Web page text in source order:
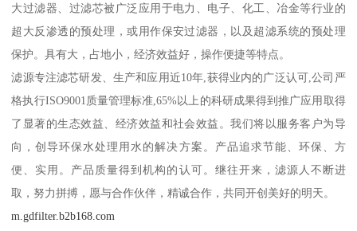
大过滤器、过滤芯被广泛应用于电力、电子、化工、冶金等行业的
超大反渗透的预处理，或用作保安过滤器，以及超滤系统的预处理
保护。具有大，占地小，经济效益好，操作便捷等特点。
滤源专注滤芯研发、生产和应用近10年,获得业内的广泛认可,公司严
格执行ISO9001质量管理标准,65%以上的科研成果得到推广应用取得
了显著的生态效益、经济效益和社会效益。我们将以服务客户为导
向，创导环保水处理用水的解决方案。产品追求节能、环保、方
便、实用。产品质量得到机构的认可。继往开来，滤源人不断进
取，努力拼搏，愿与合作伙伴，精诚合作，共同开创美好的明天。
m.gdfilter.b2b168.com